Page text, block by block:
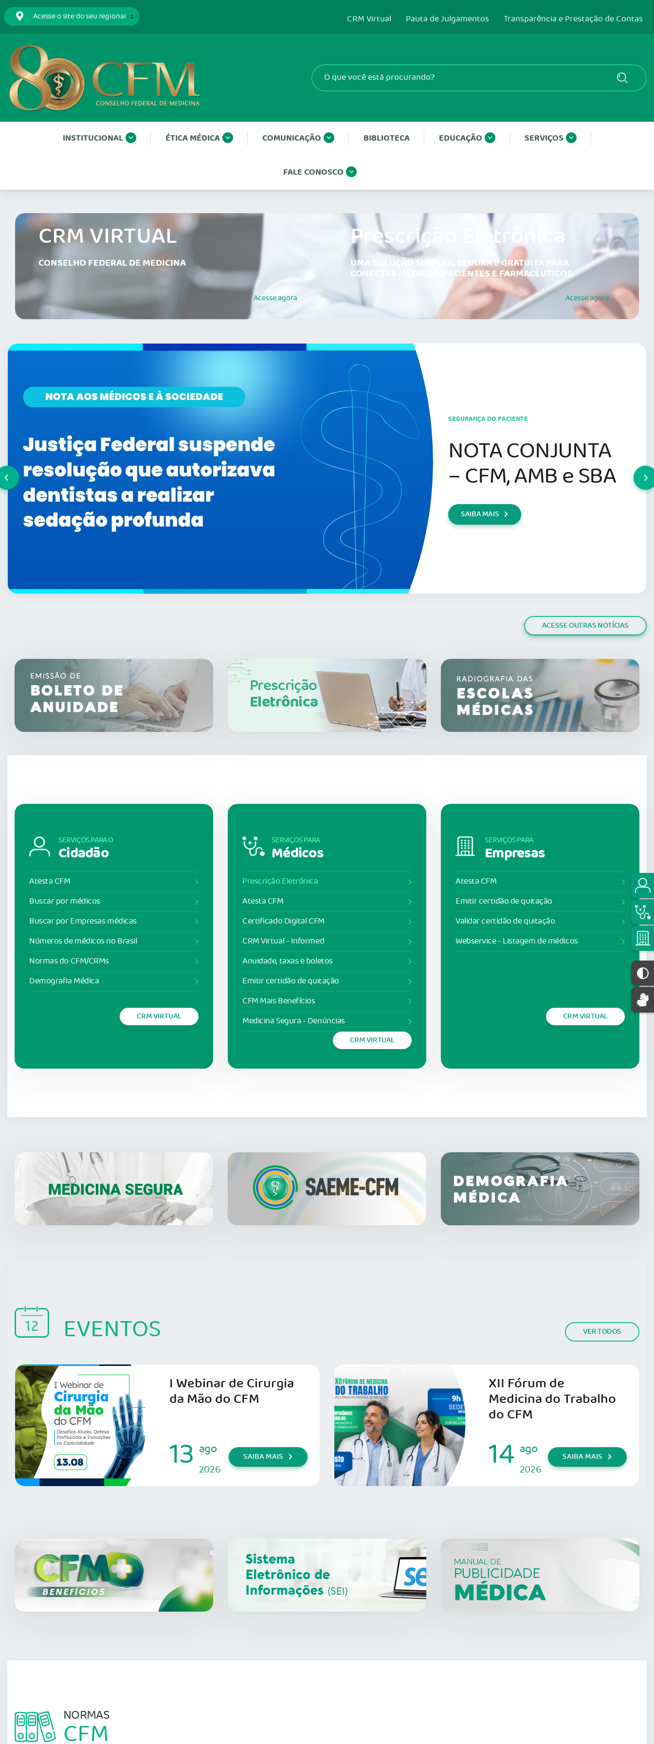
CRM Virtual Pauta de Julgamentos Transparência e Prestação de Contas
INSTITUCIONAL ÉTICA MÉDICA COMUNICAÇÃO BIBLIOTECA EDUCAÇÃO SERVIÇOS
FALE CONOSCO
CRM VIRTUAL
CONSELHO FEDERAL DE MEDICINA
Acesseagora
Prescrição Eletrônica
UMA SOLUÇÃO SIMPLES, SEGURA E GRATUITA PARA
CONECTAR MÉDICOS, PACIENTES E FARMACÊUTICOS.
Acesseagora
SEGURANÇA DO PACIENTE
NOTA CONJUNTA
– CFM, AMB e SBA
SAIBA MAIS
ACESSE OUTRAS NOTÍCIAS
Prescrição
Eletrônica
SERVIÇOS PARA O
Cidadão
Atesta CFM
Buscar por médicos
Buscar por Empresas médicas
Números de médicos no Brasil
Normas do CFM/CRMs
Demografia Médica
CRM VIRTUAL
SERVIÇOS PARA
Médicos
Prescrição Eletrônica
Atesta CFM
Certificado Digital CFM
CRM Virtual - Informed
Anuidade, taxas e boletos
Emitir certidão de quitação
CFM Mais Benefícios
Medicina Segura - Denúncias
CRM VIRTUAL
SERVIÇOS PARA
Empresas
Atesta CFM
Emitir certidão de quitação
Validar certidão de quitação
Webservice - Listagem de médicos
CRM VIRTUAL
EVENTOS VER TODOS
I Webinar de Cirurgia
da Mão do CFM
13 ago
2026
SAIBA MAIS
XII Fórum de
Medicina do Trabalho
do CFM
14 ago
2026
SAIBA MAIS
NORMAS
CFM